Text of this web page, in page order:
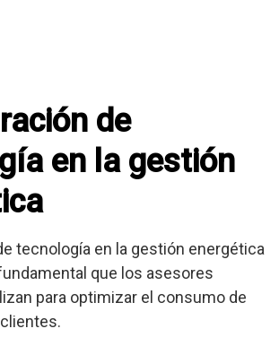
de
en la gestión
tecnología en la gestión energética
que los asesores
para optimizar el consumo de